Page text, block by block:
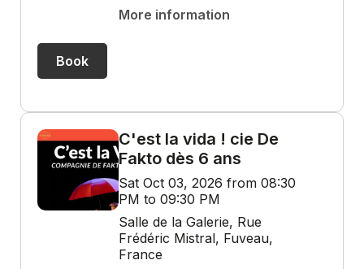
More information
Book
C'est la vida ! cie De
Fakto dès 6 ans
Sat Oct 03, 2026 from 08:30
PM to 09:30 PM
Salle de la Galerie, Rue
Frédéric Mistral, Fuveau,
France